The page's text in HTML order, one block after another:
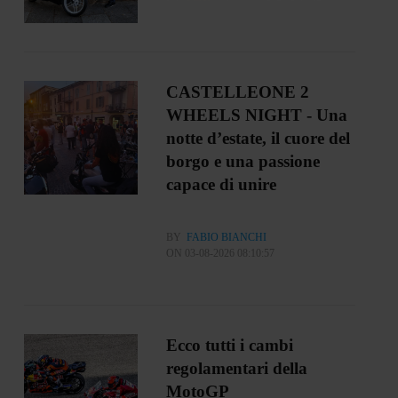
CASTELLEONE 2
WHEELS NIGHT - Una
notte d’estate, il cuore del
borgo e una passione
capace di unire
BY
FABIO BIANCHI
ON 03-08-2026 08:10:57
Ecco tutti i cambi
regolamentari della
MotoGP